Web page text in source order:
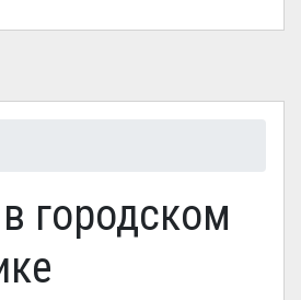
городском